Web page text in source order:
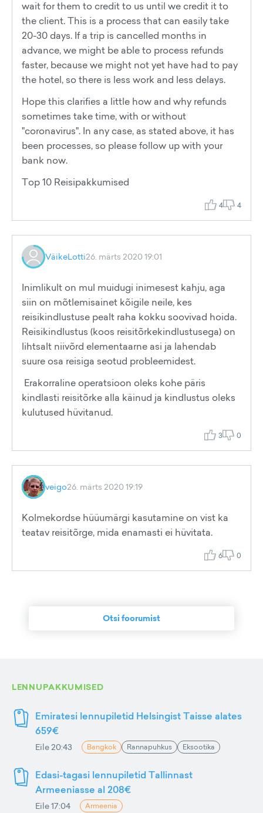
wait for them to credit to us until we credit it to
the client. This is a process that can easily take
20-30 days. If a trip is cancelled months in
advance, we might be able to process refunds
faster, because we might not yet have had to pay
the hotel, so there is less work and less delays.
Hope this clarifies a little how and why refunds
sometimes take time, with or without
"coronavirus". In any case, as stated above, it has
been processes, so please follow up with your
bank now.
Top 10 Reisipakkumised
4 4
VäikeLotti26. märts 2020 19:01
Inimlikult on mul muidugi inimesest kahju, aga
siin on mõtlemisainet kõigile neile, kes
reisikindlustuse pealt raha kokku soovivad hoida.
Reisikindlustus (koos reisitõrkekindlustusega) on
lihtsalt niivõrd elementaarne asi ja lahendab
suure osa reisiga seotud probleemidest.
Erakorraline operatsioon oleks kohe päris
kindlasti reisitõrke alla käinud ja kindlustus oleks
kulutused hüvitanud.
3 0
veigo26. märts 2020 19:19
Kolmekordse hüüumärgi kasutamine on vist ka
teatav reisitõrge, mida enamasti ei hüvitata.
6 0
Otsi foorumist
LENNUPAKKUMISED
Emiratesi lennupiletid Helsingist Taisse alates
659€
Eile 20:43 Bangkok Rannapuhkus Eksootika
Edasi-tagasi lennupiletid Tallinnast
Armeeniasse al 208€
Eile 17:04 Armeenia